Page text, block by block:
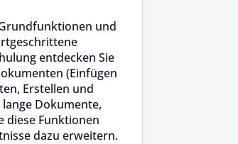
und
entdecken Sie
(Einfügen
Erstellen und
Dokumente,
diese Funktionen
dazu erweitern.